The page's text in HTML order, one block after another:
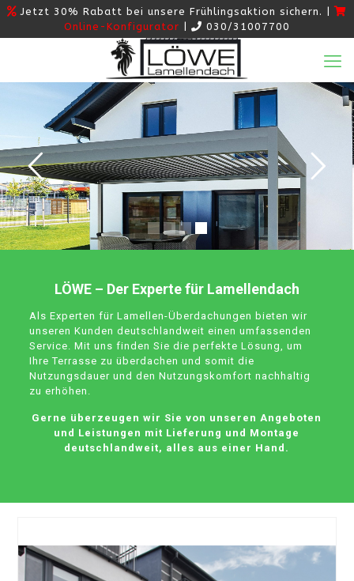
Jetzt 30% Rabatt bei unsere Frühlingsaktion sichern. |
Online-Konfigurator
030/31007700
LÖWE – Der Experte für Lamellendach
Als Experten für Lamellen-Überdachungen bieten wir
unseren Kunden deutschlandweit einen umfassenden
Service. Mit uns finden Sie die perfekte Lösung, um
Ihre Terrasse zu überdachen und somit die
Nutzungsdauer und den Nutzungskomfort nachhaltig
zu erhöhen.
Gerne überzeugen wir Sie von unseren Angeboten
und Leistungen mit Lieferung und Montage
deutschlandweit, alles aus einer Hand.